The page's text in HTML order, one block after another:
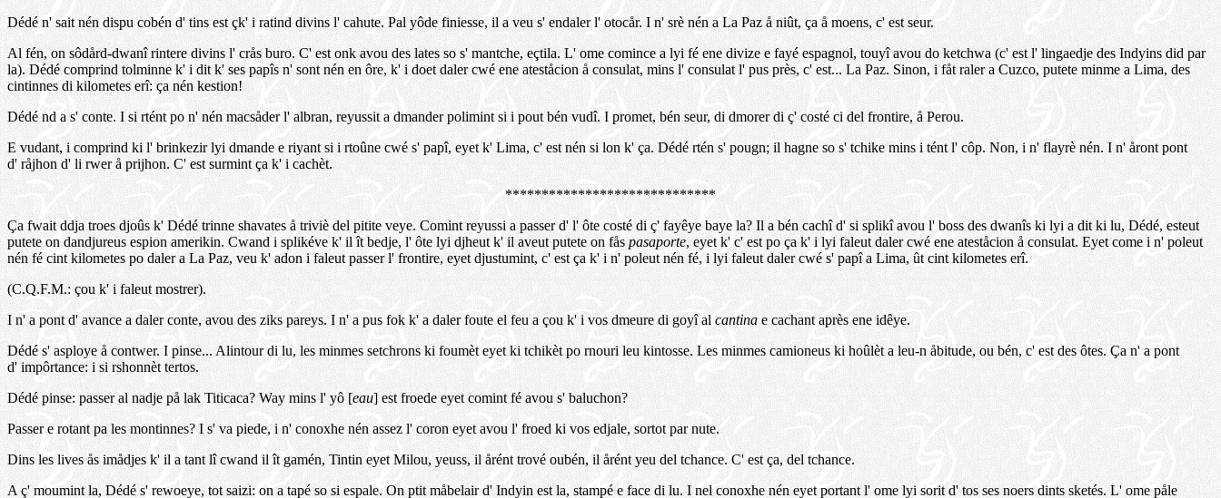
Dédé n' sait nén dispu cobén d' tins est çk' i ratind divins l' cahute. Pal yôde finiesse, il a veu s' endaler l' otocår. I n' srè nén a La Paz å niût, ça å moens, c' est seur.
Al fén, on sôdård-dwanî rintere divins l' crås buro. C' est onk avou des lates so s' mantche, eçtila. L' ome comince a lyi fé ene divize e fayé espagnol, touyî avou do ketchwa (c' est l' lingaedje des Indyins did par
la). Dédé comprind tolminne k' i dit k' ses papîs n' sont nén en ôre, k' i doet daler cwé ene ateståcion å consulat, mins l' consulat l' pus près, c' est... La Paz. Sinon, i fåt raler a Cuzco, putete minme a Lima, des
cintinnes di kilometes erî: ça nén kestion!
Dédé nd a s' conte. I si rtént po n' nén macsåder l' albran, reyussit a dmander polimint si i pout bén vudî. I promet, bén seur, di dmorer di ç' costé ci del frontire, å Perou.
E vudant, i comprind ki l' brinkezir lyi dmande e riyant si i rtoûne cwé s' papî, eyet k' Lima, c' est nén si lon k' ça. Dédé rtén s' pougn; il hagne so s' tchike mins i tént l' côp. Non, i n' flayrè nén. I n' åront pont
d' råjhon d' li rwer å prijhon. C' est surmint ça k' i cachèt.
*****************************
Ça fwait ddja troes djoûs k' Dédé trinne shavates å triviè del pitite veye. Comint reyussi a passer d' l' ôte costé di ç' fayêye baye la? Il a bén cachî d' si splikî avou l' boss des dwanîs ki lyi a dit ki lu, Dédé, esteut
putete on dandjureus espion amerikin. Cwand i splikéve k' il ît bedje, l' ôte lyi djheut k' il aveut putete on fås pasaporte, eyet k' c' est po ça k' i lyi faleut daler cwé ene ateståcion å consulat. Eyet come i n' poleut
nén fé cint kilometes po daler a La Paz, veu k' adon i faleut passer l' frontire, eyet djustumint, c' est ça k' i n' poleut nén fé, i lyi faleut daler cwé s' papî a Lima, ût cint kilometes erî.
(C.Q.F.M.: çou k' i faleut mostrer).
I n' a pont d' avance a daler conte, avou des ziks pareys. I n' a pus fok k' a daler foute el feu a çou k' i vos dmeure di goyî al cantina e cachant après ene idêye.
Dédé s' asploye å contwer. I pinse... Alintour di lu, les minmes setchrons ki foumèt eyet ki tchikèt po rnouri leu kintosse. Les minmes camioneus ki hoûlèt a leu-n åbitude, ou bén, c' est des ôtes. Ça n' a pont
d' impôrtance: i si rshonnèt tertos.
Dédé pinse: passer al nadje på lak Titicaca? Way mins l' yô [eau] est froede eyet comint fé avou s' baluchon?
Passer e rotant pa les montinnes? I s' va piede, i n' conoxhe nén assez l' coron eyet avou l' froed ki vos edjale, sortot par nute.
Dins les lives ås imådjes k' il a tant lî cwand il ît gamén, Tintin eyet Milou, yeuss, il årént trové oubén, il årént yeu del tchance. C' est ça, del tchance.
A ç' moumint la, Dédé s' rewoeye, tot saizi: on a tapé so si espale. On ptit måbelair d' Indyin est la, stampé e face di lu. I nel conoxhe nén eyet portant l' ome lyi sorit d' tos ses noers dints sketés. L' ome påle